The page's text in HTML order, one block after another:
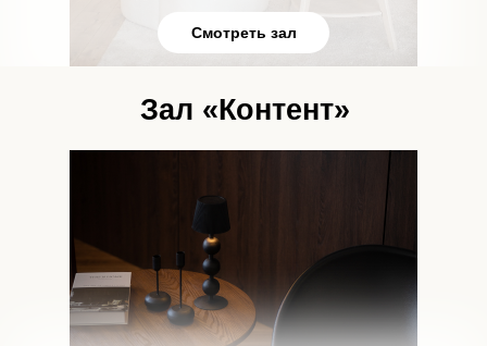
Смотреть зал
Зал «Контент»